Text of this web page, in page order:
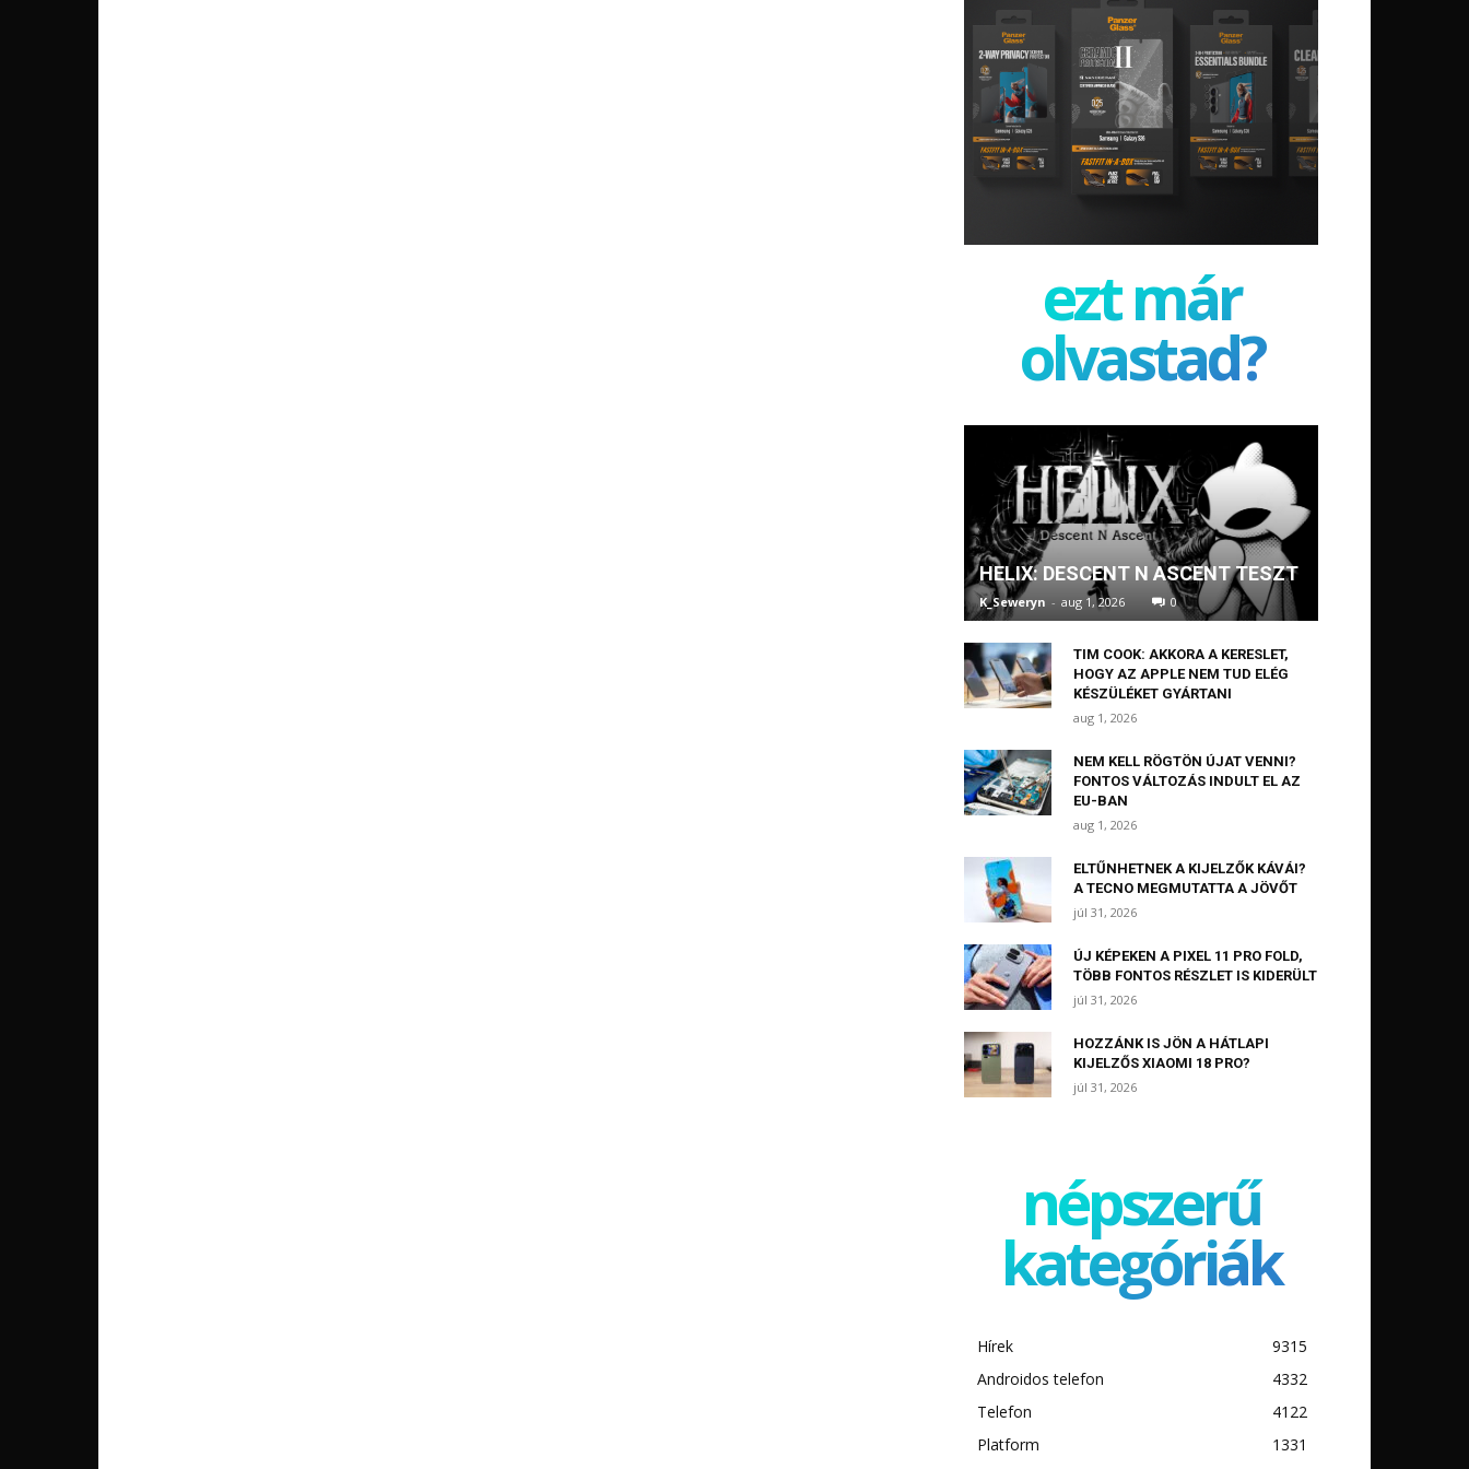
ezt már
olvastad?
HELIX: DESCENT N ASCENT TESZT
K_Seweryn - aug 1, 2026 0
TIM COOK: AKKORA A KERESLET,
HOGY AZ APPLE NEM TUD ELÉG
KÉSZÜLÉKET GYÁRTANI
aug 1, 2026
NEM KELL RÖGTÖN ÚJAT VENNI?
FONTOS VÁLTOZÁS INDULT EL AZ
EU-BAN
aug 1, 2026
ELTŰNHETNEK A KIJELZŐK KÁVÁI?
A TECNO MEGMUTATTA A JÖVŐT
júl 31, 2026
ÚJ KÉPEKEN A PIXEL 11 PRO FOLD,
TÖBB FONTOS RÉSZLET IS KIDERÜLT
júl 31, 2026
HOZZÁNK IS JÖN A HÁTLAPI
KIJELZŐS XIAOMI 18 PRO?
júl 31, 2026
népszerű
kategóriák
Hírek
9315
Androidos telefon
4332
Telefon
4122
Platform
1331